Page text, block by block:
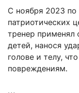
С ноября 2023 по
патриотических
тренер применял
детей, нанося
голове и телу,
повреждениям.